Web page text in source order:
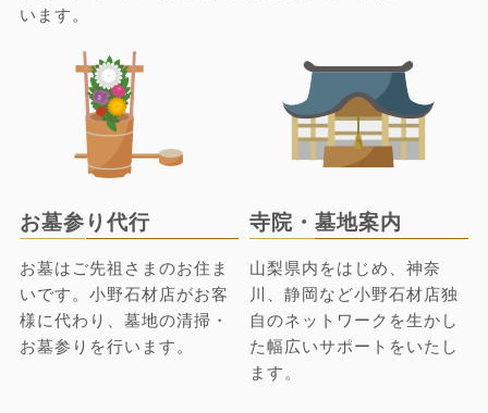
います。
お墓参り代行
お墓はご先祖さまのお住ま
いです。小野石材店がお客
様に代わり、墓地の清掃・
お墓参りを行います。
寺院・墓地案内
山梨県内をはじめ、神奈
川、静岡など小野石材店独
自のネットワークを生かし
た幅広いサポートをいたし
ます。